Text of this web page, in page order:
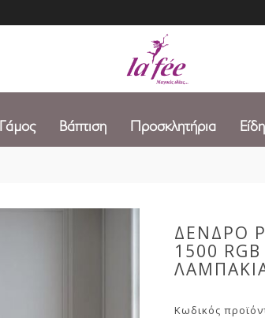
Γάμος Βάπτιση Προσκλητήρια
ΔΕΝΔΡΟ
1500
Κωδικός